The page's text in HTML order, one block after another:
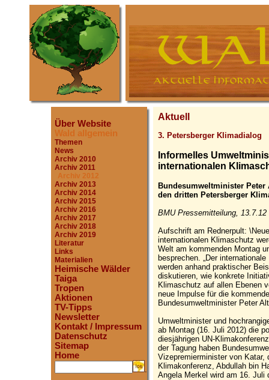
Über Website
Wald allgemein
Themen
News
Archiv 2010
Archiv 2011
Archiv 2012
Archiv 2013
Archiv 2014
Archiv 2015
Archiv 2016
Archiv 2017
Archiv 2018
Archiv 2019
Literatur
Links
Materialien
Heimische Wälder
Taiga
Tropen
Aktionen
TV-Tipps
Newsletter
Kontakt / Impressum
Datenschutz
Sitemap
Home
.
Aktuell
3. Petersberger Klimadialog
Informelles
internationalen
Bundesumweltminister Peter
den dritten Petersberger
BMU Pressemitteilung, 13.7.12
Aufschrift am Rednerpult:
internationalen Klimaschutz
Welt am kommenden Montag
besprechen. „Der
werden anhand praktischer
diskutieren, wie konkrete
Klimaschutz auf allen Ebenen
neue Impulse für die
Bundesumweltminister Peter
Umweltminister und
ab Montag (16. Juli 2012) die
diesjährigen UN-
der Tagung haben
Vizepremierminister von Katar,
Klimakonferenz, Abdullah bin
Angela Merkel wird am 16. Juli